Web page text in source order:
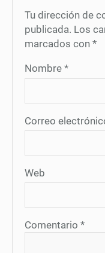
Tu dirección de
publicada. Los
marcados con *
Nombre *
Correo
Web
Comentario *